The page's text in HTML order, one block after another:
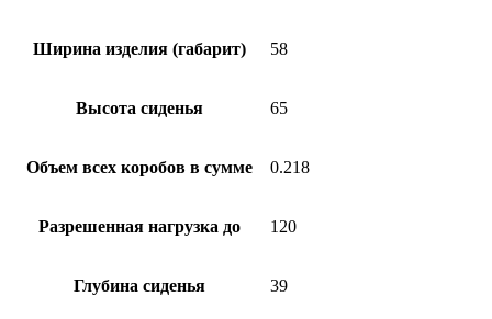
Ширина изделия (габарит) 58
Высота сиденья 65
Объем всех коробов в сумме 0.218
Разрешенная нагрузка до 120
Глубина сиденья 39